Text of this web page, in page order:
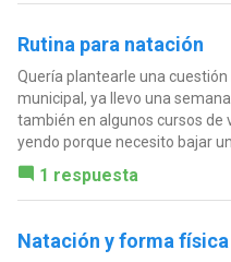
Rutina para natación
Quería plantearle una
municipal, ya llevo una
también en algunos cursos de
yendo porque necesito bajar
1 respuesta
Natación y forma física